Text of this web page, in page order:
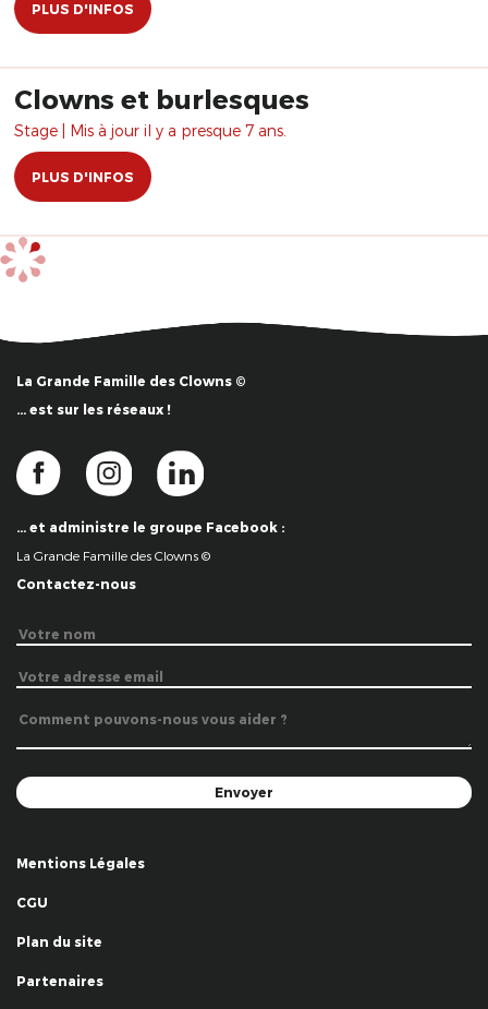
PLUS D'INFOS
Clowns et burlesques
Stage | Mis à jour il y a presque 7 ans.
PLUS D'INFOS
La Grande Famille des Clowns ©
… est sur les réseaux !
… et administre le groupe Facebook :
La Grande Famille des Clowns ©
Contactez-nous
Mentions Légales
CGU
Plan du site
Partenaires